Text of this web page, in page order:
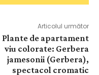
Articolul următor
Plante de apartament
viu colorate: Gerbera
jamesonii (Gerbera),
spectacol cromatic